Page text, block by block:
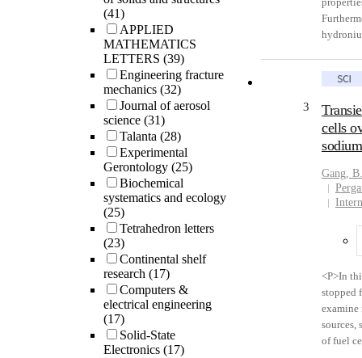
(41)
APPLIED
MATHEMATICS
LETTERS (39)
Engineering fracture
mechanics (32)
Journal of aerosol
science (31)
Talanta (28)
Experimental
Gerontology (25)
Biochemical
systematics and ecology
(25)
Tetrahedron letters
(23)
Continental shelf
research (17)
Computers &
electrical engineering
(17)
Solid-State
Electronics (17)
water
the
due to
ion
LLC.
3
cells
Gang,
<P>In
stopped
examine
sources,
of fuel